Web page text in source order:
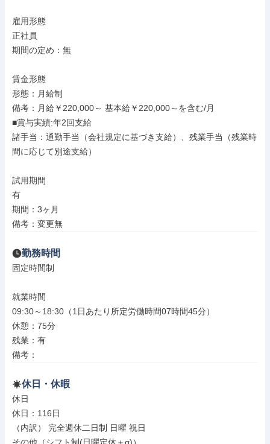
雇用形態
正社員
期間の定め：無
賃金形態
形態：月給制
備考：月給￥220,000～ 基本給￥220,000～を含む/月
■賞与実績:年2回支給
諸手当：通勤手当（会社規定に基づき支給）、残業手当（残業時
間に応じて別途支給）
試用期間
有
期間：3ヶ月
備考：変更無
勤務時間
固定時間制
就業時間
09:30～18:30（1日あたり所定労働時間07時間45分）
休憩：75分
残業：有
備考：
休日・休暇
休日
休日：116日
（内訳） 完全週休二日制 日曜 祝日